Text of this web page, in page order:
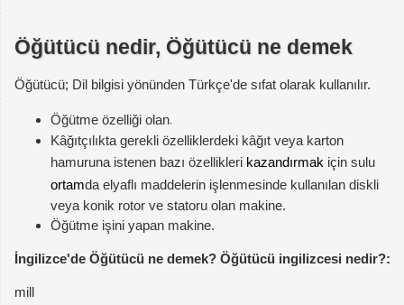
Öğütücü nedir, Öğütücü ne demek
Öğütücü; Dil bilgisi yönünden Türkçe'de sıfat olarak kullanılır.
Öğütme özelliği olan
Kâğıtçılıkta gerekli özelliklerdeki kâğıt veya karton
hamuruna istenen bazı özellikleri kazandırmak için sulu
ortamda elyaflı maddelerin işlenmesinde kullanılan diskli
veya konik rotor ve statoru olan makine.
Öğütme işini yapan makine.
İngilizce'de Öğütücü ne demek? Öğütücü ingilizcesi nedir?:
mill